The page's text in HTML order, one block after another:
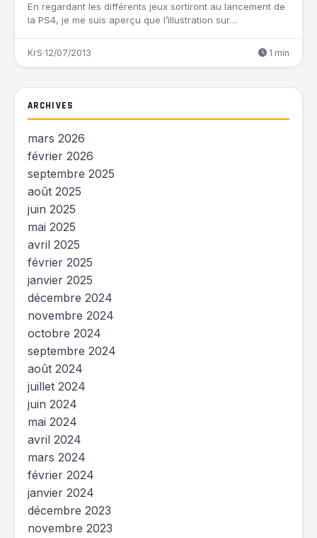
En regardant les différents jeux sortiront au lancement de
la PS4, je me suis aperçu que l’illustration sur…
KrS·12/07/2013 1 min
ARCHIVES
mars 2026
février 2026
septembre 2025
août 2025
juin 2025
mai 2025
avril 2025
février 2025
janvier 2025
décembre 2024
novembre 2024
octobre 2024
septembre 2024
août 2024
juillet 2024
juin 2024
mai 2024
avril 2024
mars 2024
février 2024
janvier 2024
décembre 2023
novembre 2023